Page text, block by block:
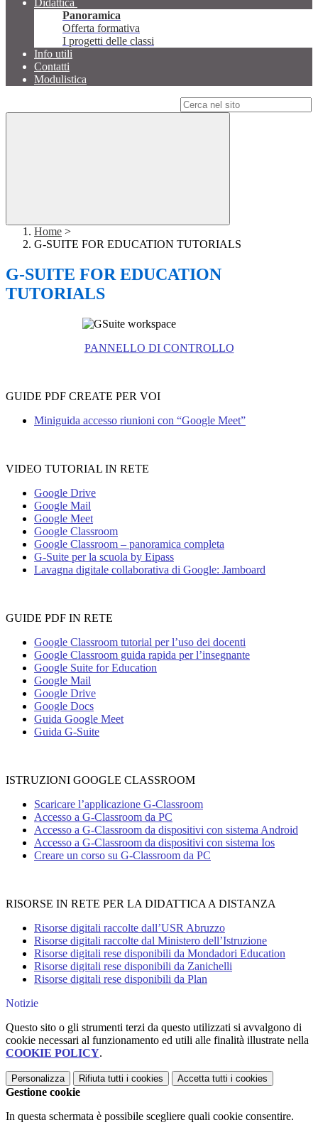
Didattica
Panoramica
Offerta formativa
I progetti delle classi
Info utili
Contatti
Modulistica
Home >
G-SUITE FOR EDUCATION TUTORIALS
G-SUITE FOR EDUCATION
TUTORIALS
PANNELLO DI CONTROLLO
GUIDE PDF CREATE PER VOI
Miniguida accesso riunioni con “Google Meet”
VIDEO TUTORIAL IN RETE
Google Drive
Google Mail
Google Meet
Google Classroom
Google Classroom – panoramica completa
G-Suite per la scuola by Eipass
Lavagna digitale collaborativa di Google: Jamboard
GUIDE PDF IN RETE
Google Classroom tutorial per l’uso dei docenti
Google Classroom guida rapida per l’insegnante
Google Suite for Education
Google Mail
Google Drive
Google Docs
Guida Google Meet
Guida G-Suite
ISTRUZIONI GOOGLE CLASSROOM
Scaricare l’applicazione G-Classroom
Accesso a G-Classroom da PC
Accesso a G-Classroom da dispositivi con sistema Android
Accesso a G-Classroom da dispositivi con sistema Ios
Creare un corso su G-Classroom da PC
RISORSE IN RETE PER LA DIDATTICA A DISTANZA
Risorse digitali raccolte dall’USR Abruzzo
Risorse digitali raccolte dal Ministero dell’Istruzione
Risorse digitali rese disponibili da Mondadori Education
Risorse digitali rese disponibili da Zanichelli
Risorse digitali rese disponibili da Plan
Notizie
Questo sito o gli strumenti terzi da questo utilizzati si avvalgono di
cookie necessari al funzionamento ed utili alle finalità illustrate nella
COOKIE POLICY.
Personalizza Rifiuta tutti i cookies Accetta tutti i cookies
Gestione cookie
In questa schermata è possibile scegliere quali cookie consentire.